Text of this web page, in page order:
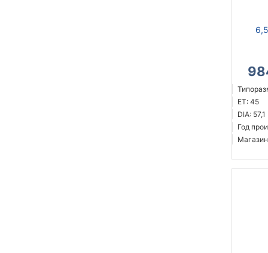
ET: 45
DIA: 57,1
Год